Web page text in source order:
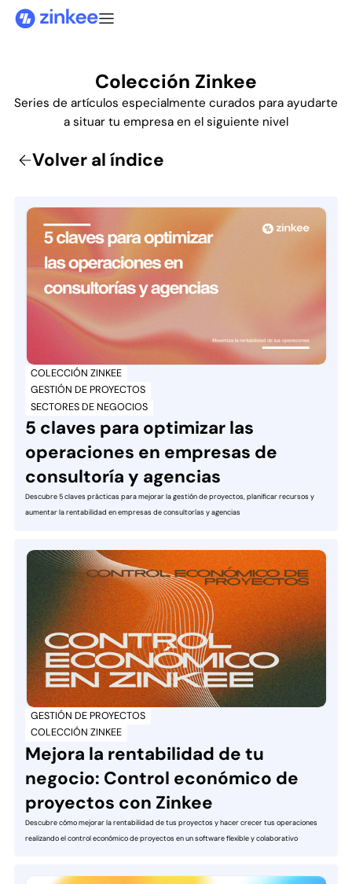
Colección Zinkee
Series de artículos especialmente curados para ayudarte
a situar tu empresa en el siguiente nivel
Volver al índice
COLECCIÓN ZINKEE
GESTIÓN DE PROYECTOS
SECTORES DE NEGOCIOS
5 claves para optimizar las
operaciones en empresas de
consultoría y agencias
Descubre 5 claves prácticas para mejorar la gestión de proyectos, planificar recursos y
aumentar la rentabilidad en empresas de consultorías y agencias
GESTIÓN DE PROYECTOS
COLECCIÓN ZINKEE
Mejora la rentabilidad de tu
negocio: Control económico de
proyectos con Zinkee
Descubre cómo mejorar la rentabilidad de tus proyectos y hacer crecer tus operaciones
realizando el control económico de proyectos en un software flexible y colaborativo